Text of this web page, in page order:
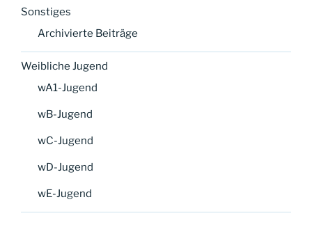
Sonstiges
Archivierte Beiträge
Weibliche Jugend
wA1-Jugend
wB-Jugend
wC-Jugend
wD-Jugend
wE-Jugend